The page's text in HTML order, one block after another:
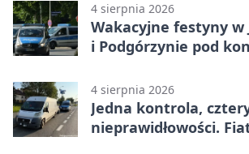
4 sierpnia 2026
Wakacyjne festyny w
i Podgórzynie pod
4 sierpnia 2026
Jedna kontrola,
nieprawidłowości.